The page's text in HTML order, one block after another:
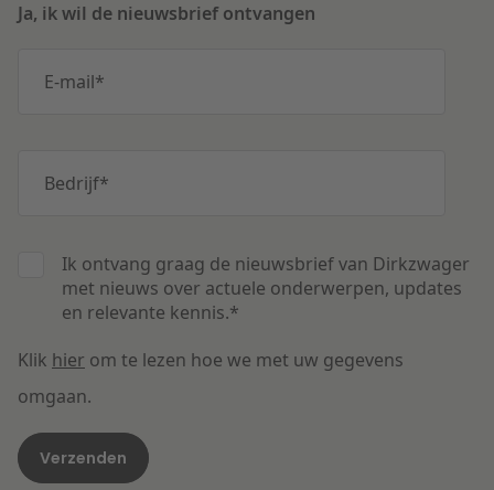
Ja, ik wil de nieuwsbrief ontvangen
E-mail*
Bedrijf*
Ik ontvang graag de nieuwsbrief van Dirkzwager
met nieuws over actuele onderwerpen, updates
en relevante kennis.*
Klik hier om te lezen hoe we met uw gegevens
omgaan.